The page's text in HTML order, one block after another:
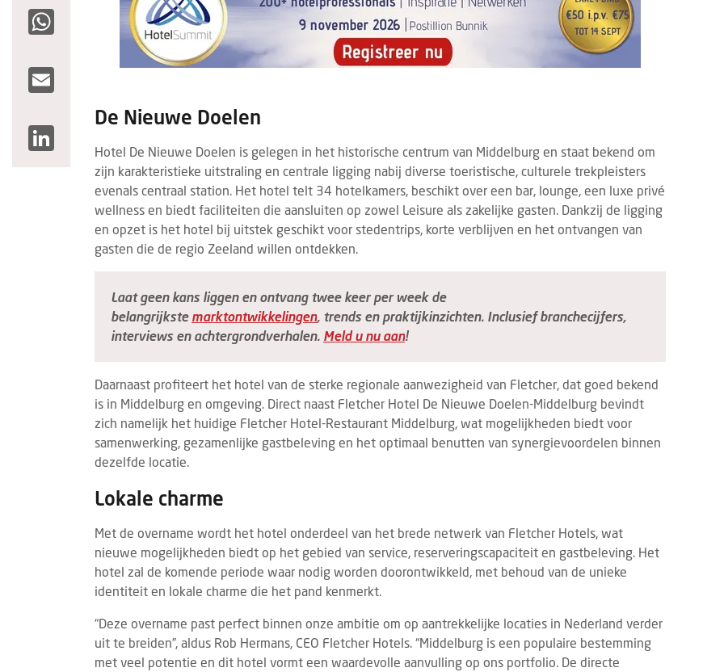
De Nieuwe Doelen
Hotel De Nieuwe Doelen is gelegen in het historische centrum van Middelburg en staat bekend om
zijn karakteristieke uitstraling en centrale ligging nabij diverse toeristische, culturele trekpleisters
evenals centraal station. Het hotel telt 34 hotelkamers, beschikt over een bar, lounge, een luxe privé
wellness en biedt faciliteiten die aansluiten op zowel Leisure als zakelijke gasten. Dankzij de ligging
en opzet is het hotel bij uitstek geschikt voor stedentrips, korte verblijven en het ontvangen van
gasten die de regio Zeeland willen ontdekken.
Laat geen kans liggen en ontvang twee keer per week de
belangrijkste marktontwikkelingen, trends en praktijkinzichten. Inclusief branchecijfers,
interviews en achtergrondverhalen. Meld u nu aan!
Daarnaast profiteert het hotel van de sterke regionale aanwezigheid van Fletcher, dat goed bekend
is in Middelburg en omgeving. Direct naast Fletcher Hotel De Nieuwe Doelen-Middelburg bevindt
zich namelijk het huidige Fletcher Hotel-Restaurant Middelburg, wat mogelijkheden biedt voor
samenwerking, gezamenlijke gastbeleving en het optimaal benutten van synergievoordelen binnen
dezelfde locatie.
Lokale charme
Met de overname wordt het hotel onderdeel van het brede netwerk van Fletcher Hotels, wat
nieuwe mogelijkheden biedt op het gebied van service, reserveringscapaciteit en gastbeleving. Het
hotel zal de komende periode waar nodig worden doorontwikkeld, met behoud van de unieke
identiteit en lokale charme die het pand kenmerkt.
“Deze overname past perfect binnen onze ambitie om op aantrekkelijke locaties in Nederland verder
uit te breiden”, aldus Rob Hermans, CEO Fletcher Hotels. “Middelburg is een populaire bestemming
met veel potentie en dit hotel vormt een waardevolle aanvulling op ons portfolio. De directe